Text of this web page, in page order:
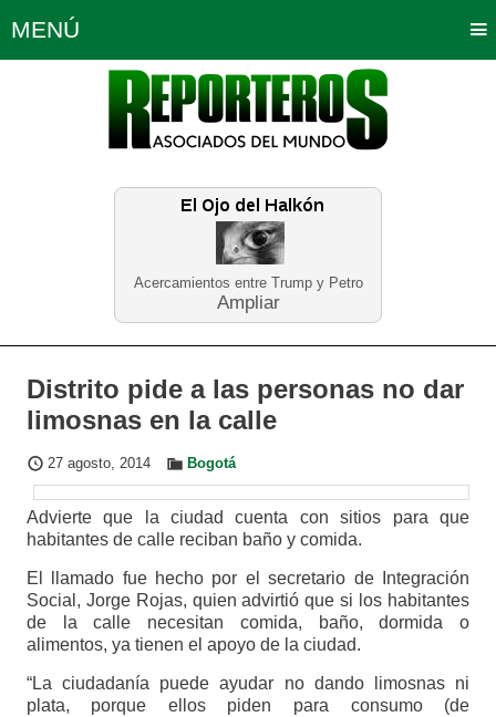
Acercamientos entre Trump y Petro
Ampliar
MENÚ
Política Opinión Bogotá
Planeta Tierra Deportes
Educación Neira
Distrito pide a las personas no dar
limosnas en la calle
27 agosto, 2014 Bogotá
Advierte que la ciudad cuenta con sitios para que
habitantes de calle reciban baño y comida.
El llamado fue hecho por el secretario de Integración
Social, Jorge Rojas, quien advirtió que si los habitantes
de la calle necesitan comida, baño, dormida o
alimentos, ya tienen el apoyo de la ciudad.
“La ciudadanía puede ayudar no dando limosnas ni
plata, porque ellos piden para consumo (de